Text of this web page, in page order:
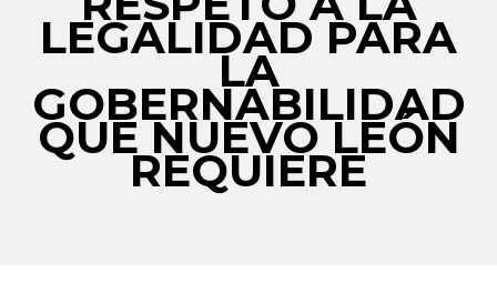
LEGALIDAD PARA
LA
GOBERNABILIDAD
QUE NUEVO LEÓN
REQUIERE